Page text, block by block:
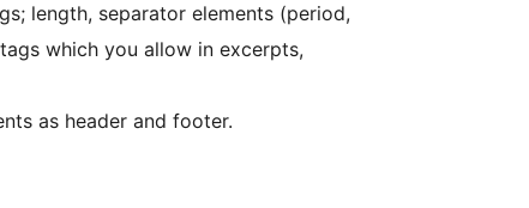
length, separator elements (period,
which you allow in excerpts,
as header and footer.